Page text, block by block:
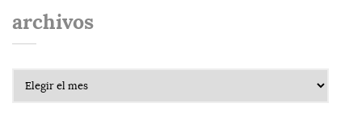
archivos